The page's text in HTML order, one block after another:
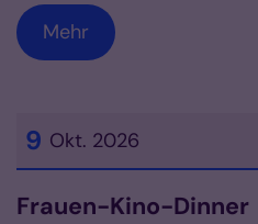
Mehr
9 Okt. 2026
Datum: 9. Oktober 2026
Frauen-Kino-Dinner